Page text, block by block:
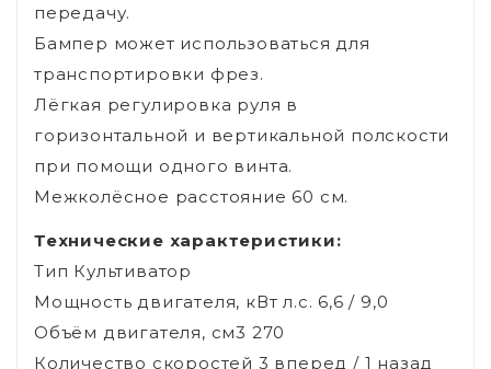
передачу.
Бампер может использоваться для
транспортировки фрез.
Лёгкая регулировка руля в
горизонтальной и вертикальной полскости
при помощи одного винта.
Межколёсное расстояние 60 см.
Технические характеристики:
Тип Культиватор
Мощность двигателя, кВт л.с. 6,6 / 9,0
Объём двигателя, см3 270
Количество скоростей 3 вперед / 1 назад